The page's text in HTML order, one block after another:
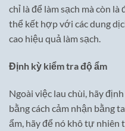
chỉ là để làm sạch mà còn
thể kết hợp với các dung
cao hiệu quả làm sạch.
Định kỳ kiểm tra độ ẩm
Ngoài việc lau chùi, hãy
bằng cách cảm nhận bằng
ẩm, hãy để nó khô tự